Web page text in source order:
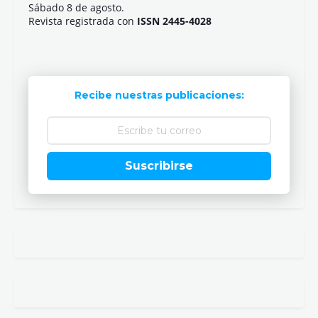
Sábado 8 de agosto.
Revista registrada con ISSN 2445-4028
Recibe nuestras publicaciones:
Suscribirse